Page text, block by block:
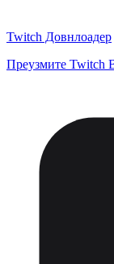
Twitch Довнлоадер
Преузмите Twitch